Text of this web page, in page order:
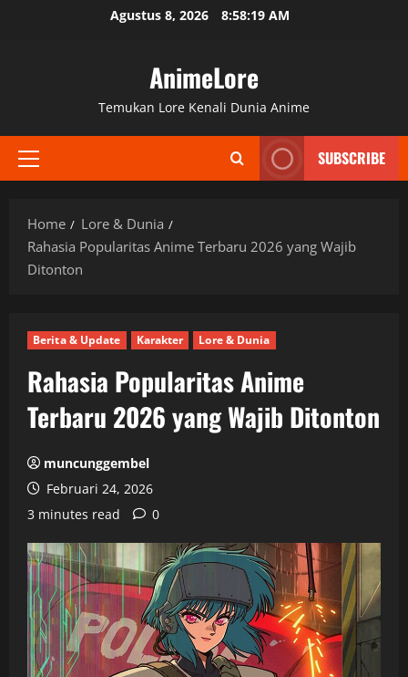
Agustus 8, 2026 8:58:20 AM
AnimeLore
Temukan Lore Kenali Dunia Anime
Primary
SUBSCRIBE
Home
Lore & Dunia
Rahasia Popularitas Anime Terbaru 2026 yang Wajib
Ditonton
Berita & Update Karakter Lore & Dunia
Rahasia Popularitas Anime
Terbaru 2026 yang Wajib Ditonton
muncunggembel
Februari 24, 2026
3 minutes read
0